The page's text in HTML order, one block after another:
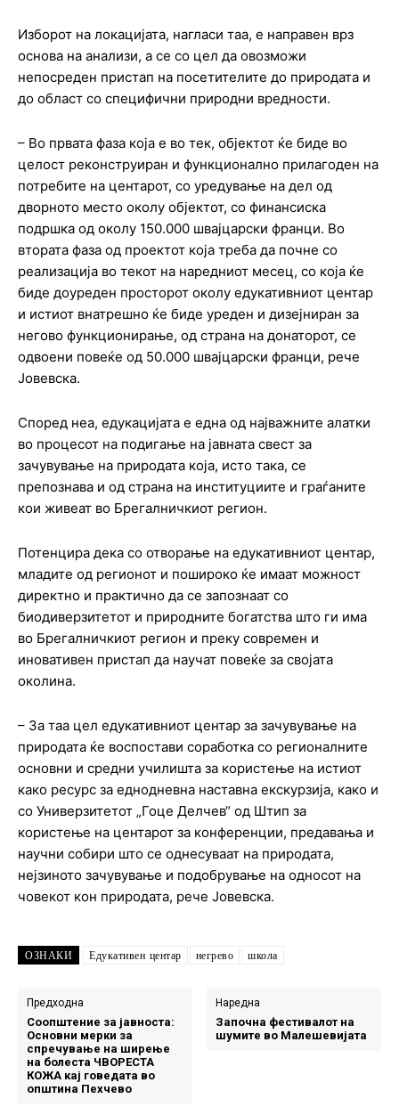
Изборот на локацијата, нагласи таа, е направен врз
основа на анализи, а се со цел да овозможи
непосреден пристап на посетителите до природата и
до област со специфични природни вредности.
– Во првата фаза која е во тек, објектот ќе биде во
целост реконструиран и функционално прилагоден на
потребите на центарот, со уредување на дел од
дворното место околу објектот, со финансиска
подршка од околу 150.000 швајцарски франци. Во
втората фаза од проектот која треба да почне со
реализација во текот на наредниот месец, со која ќе
биде доуреден просторот околу едукативниот центар
и истиот внатрешно ќе биде уреден и дизејниран за
негово функционирање, од страна на донаторот, се
одвоени повеќе од 50.000 швајцарски франци, рече
Јовевска.
Според неа, едукацијата е една од најважните алатки
во процесот на подигање на јавната свест за
зачувување на природата која, исто така, се
препознава и од страна на институциите и граѓаните
кои живеат во Брегалничкиот регион.
Потенцира дека со отворање на едукативниот центар,
младите од регионот и пошироко ќе имаат можност
директно и практично да се запознаат со
биодиверзитетот и природните богатства што ги има
во Брегалничкиот регион и преку современ и
иновативен пристап да научат повеќе за својата
околина.
– За таа цел едукативниот центар за зачувување на
природата ќе воспостави соработка со регионалните
основни и средни училишта за користење на истиот
како ресурс за еднодневна наставна екскурзија, како и
со Универзитетот „Гоце Делчев“ од Штип за
користење на центарот за конференции, предавања и
научни собири што се однесуваат на природата,
нејзиното зачувување и подобрување на односот на
човекот кон природата, рече Јовевска.
ОЗНАКИ Едукативен центар негрево школа
Предходна
Соопштение за јавноста:
Основни мерки за
спречување на ширење
на болеста ЧВОРЕСТА
КОЖА кај говедата во
општина Пехчево
Наредна
Започна фестивалот на
шумите во Малешевијата